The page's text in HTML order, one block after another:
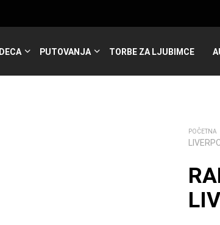
DECA PUTOVANJA TORBE ZA LJUBIMCE
POČETNA